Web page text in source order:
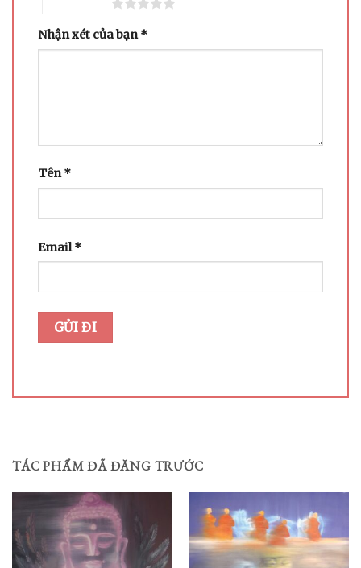
Nhận xét của bạn*
Tên*
Email*
TÁC PHẨM ĐÃ ĐĂNG TRƯỚC